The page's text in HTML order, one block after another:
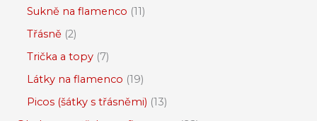
Sukně na flamenco 11
Třásně 2
Trička a topy 7
Látky na flamenco 19
Picos (šátky s třásněmi) 13